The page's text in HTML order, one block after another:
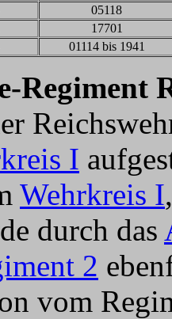
05118
17701
01114 bis 1941
Regiment
I
Wehrkreis I
durch das
2
vom